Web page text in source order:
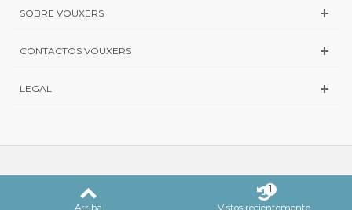
SOBRE VOUXERS
CONTACTOS VOUXERS
LEGAL
Arriba Vistos recientemente
1